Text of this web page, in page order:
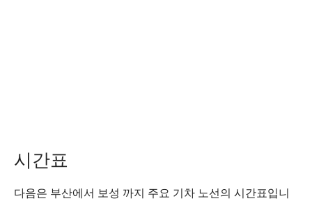
시간표
다음은 부산에서 보성 까지 주요 기차 노선의 시간표입니